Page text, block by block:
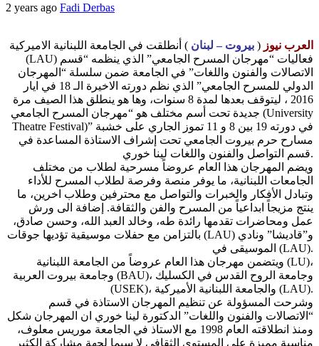
2 years ago Fadi Derbas
العرب نيوز ( بيروت – لبنان ) أنطلقت في الجامعة اللبنانية الاميركية
(LAU) فعاليات “مهرجان المسرح الجامعي” الذي ينظمه “قسم
الاتصالات والفنون واللغات” في الجامعة ضمن سلسلة “المهرجان
الدولي للمسرح الجامعي” الذي نظم دورته الاخيرة الـ 18 في ايار
2016 ، ليتوقف بعدها لمدة 8 سنوات، وها هو ينطلق هذا الصيف مرة
جديدة تحت أسم مختلف هو “مهرجان المسرح الجامعي (University
Theatre Festival)” في دورته 19 بين 8 و 11 تموز الجاري على خشبة
مسارح حرم بيروت الجامعي تحت إشراف الاستاذة المساعدة في
قسم التواصل والفنون واللغات لينا خوري.
ويضم المهرجان هذا العام عروضاً مسرحية لطلاب من مختلف
الجامعات اللبنانية، ما يوفر منصة وفرصة لطلاب المسرح للأداء
وتبادل الأفكار والخبرات والتواصل مع محترفين وطلاب اخرين، ما
ينتج مزيجاً ابداعياً من المسرح والفن والثقافة. إضافة الى ورش
عمل ومحاضرات تقدمها رائدة طه، وخالد العبد الله، وحسن صادق،
بالتزامن مع حفلات موسيقية تؤديها جوقات (LAU) و”قاديشا” ونادي
الموسيقى في (LAU).
ويتضمن مهرجان هذا العام عروضاً من الجامعة اللبنانية (LU)،
وجامعة بيروت العربية (BAU)، وجامعة الروح القدس في الكسليك
(USEK)، والجامعة اللبنانية الأميركية (LAU).
وشرحت المسؤولة عن تنظيم المهرجان الاستاذة في قسم
“الاتصالات والفنون واللغات” الدكتورة لينا خوري ان المهرجان شكل
ومنذ انطلاقته العام 1998 مع الاستاذ في الجامعة موريس معلوف،
مناسبة مميزة على المستوى الثقافي لا سيما لجهة مشاركة الكثير